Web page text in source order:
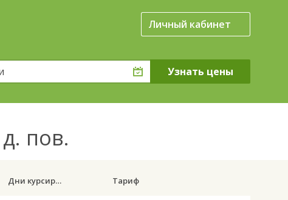
Личный кабинет
пов.
Дни курсирования Тариф